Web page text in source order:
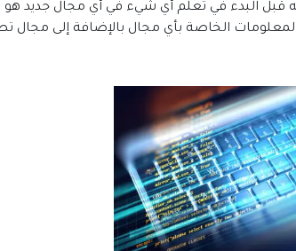
البدء في تعلم أي شيء في أي مجال جديد هو
الخاصة بأي مجال بالإضافة إلى مجال